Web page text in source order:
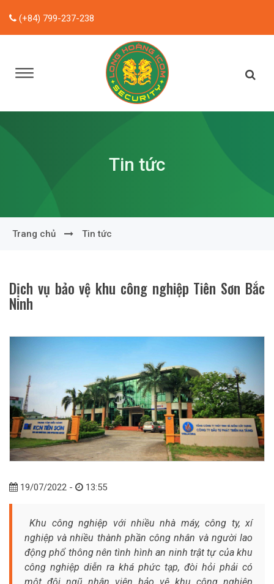
(+84) 799-237-238
Tin tức
Trang chủ Tin tức
Dịch vụ bảo vệ khu công nghiệp Tiên Sơn Bắc
Ninh
19/07/2022 - 13:55
Khu công nghiệp với nhiều nhà máy, công ty, xí
nghiệp và nhiều thành phần công nhân và người lao
động phổ thông nên tình hình an ninh trật tự của khu
công nghiệp diễn ra khá phức tạp, đòi hỏi phải có